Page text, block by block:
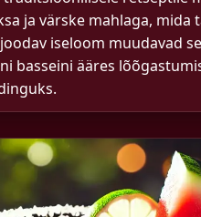
ja värske mahlaga, mida
iseloom muudavad
basseini ääres